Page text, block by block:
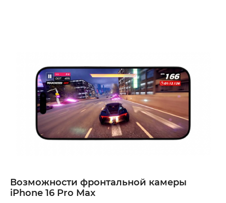
Возможности фронтальной камеры
iPhone 16 Pro Max